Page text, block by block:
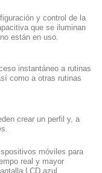
y control de la
que se iluminan
están en uso.
instantáneo a rutinas
como a otras rutinas
crear un perfil y, a
móviles para
real y mayor
LCD azul